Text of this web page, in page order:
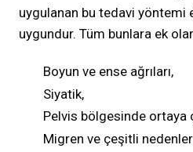
uygulanan bu tedavi yöntemi
uygundur. Tüm bunlara ek
Boyun ve ense ağrıları,
Siyatik,
Pelvis bölgesinde ortaya
Migren ve çeşitli